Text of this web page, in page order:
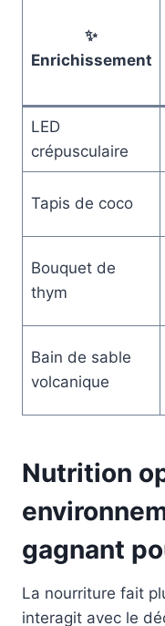
✨
Enrichissement
LED
crépusculaire
Tapis de coco
Bouquet de
thym
Bain de sable
volcanique
Nutrition
gagnant
La nourriture fait
interagit avec le